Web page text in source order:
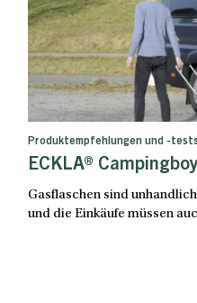
Produktempfehlungen und -tests
ECKLA® Campingboy
Gasflaschen sind
und die Einkäufe müssen